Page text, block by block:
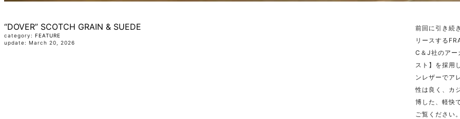
“DOVER” SCOTCH GRAIN & SUEDE
category: FEATURE
update: March 20, 2026
前回に引き続
リースする
C＆J社のアー
スト】を採用
ンレザーでア
性は良く、カ
博した、軽快
ご覧ください